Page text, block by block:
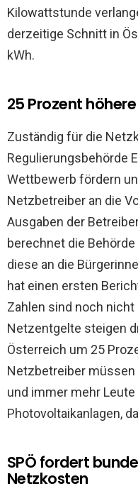
Kilowattstunde
derzeitige Schnitt in
kWh.
25 Prozent
Zuständig für die
Regulierungsbehörde
Wettbewerb fördern
Netzbetreiber an die
Ausgaben der
berechnet die
diese an die
hat einen ersten
Zahlen sind noch
Netzentgelte steigen
Österreich um 25
Netzbetreiber müssen
und immer mehr
Photovoltaikanlagen,
SPÖ fordert
Netzkosten